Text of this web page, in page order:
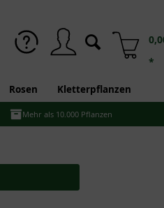
*
Rosen Kletterpflanzen
Mehr als 10.000 Pflanzen